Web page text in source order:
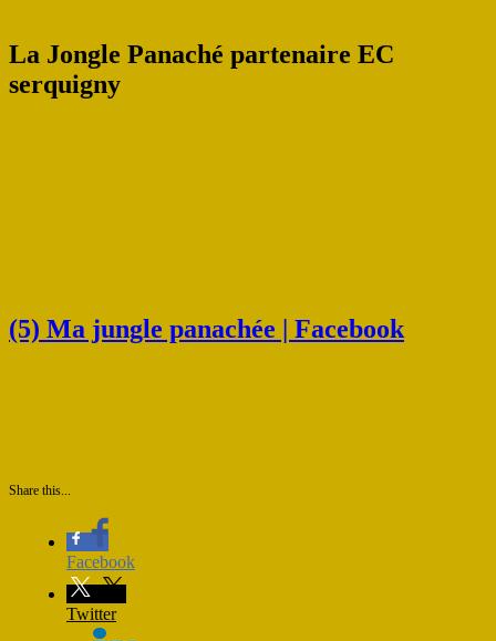
La Jongle Panaché partenaire EC
serquigny
(5) Ma jungle panachée | Facebook
Share this...
Facebook
Twitter